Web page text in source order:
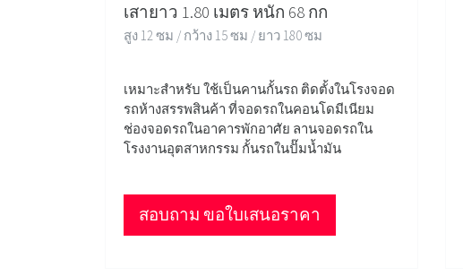
เสายาว 1.80 เมตร หนัก 68 กก
สูง 12 ซม / กว้าง 15 ซม / ยาว 180 ซม
เหมาะสำหรับ ใช้เป็นคานกั้นรถ ติดตั้งในโรงจอด
รถห้างสรรพสินค้า ที่จอดรถในคอนโดมีเนียม
ช่องจอดรถในอาคารพักอาศัย ลานจอดรถใน
โรงงานอุตสาหกรรม กั้นรถในปั๊มน้ำมัน
สอบถาม ขอใบเสนอราคา